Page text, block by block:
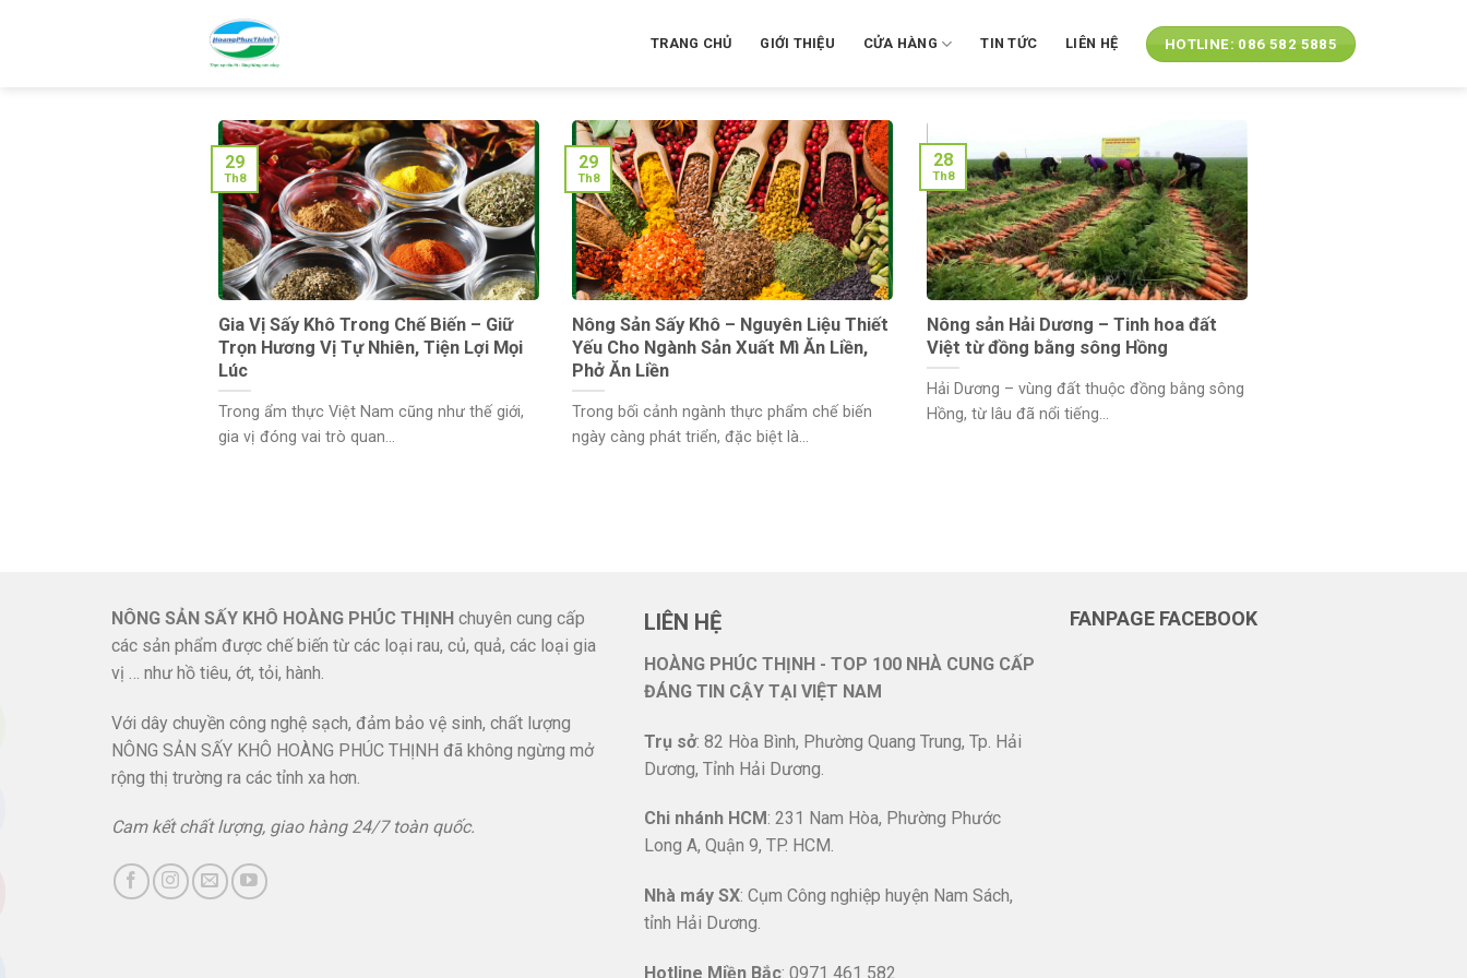
TRANG CHỦ GIỚI THIỆU CỬA HÀNG TIN TỨC LIÊN HỆ HOTLINE: 086 582 5885
Gia Vị Sấy Khô Trong Chế Biến – Giữ
Trọn Hương Vị Tự Nhiên, Tiện Lợi Mọi
Lúc
Trong ẩm thực Việt Nam cũng như thế giới,
gia vị đóng vai trò quan...
29
Th8
Nông Sản Sấy Khô – Nguyên Liệu Thiết
Yếu Cho Ngành Sản Xuất Mì Ăn Liền,
Phở Ăn Liền
Trong bối cảnh ngành thực phẩm chế biến
ngày càng phát triển, đặc biệt là...
29
Th8
Nông sản Hải Dương – Tinh hoa đất
Việt từ đồng bằng sông Hồng
Hải Dương – vùng đất thuộc đồng bằng sông
Hồng, từ lâu đã nổi tiếng...
28
Th8
NÔNG SẢN SẤY KHÔ HOÀNG PHÚC THỊNH chuyên cung cấp
các sản phẩm được chế biến từ các loại rau, củ, quả, các loại gia
vị … như hồ tiêu, ớt, tỏi, hành.
Với dây chuyền công nghệ sạch, đảm bảo vệ sinh, chất lượng
NÔNG SẢN SẤY KHÔ HOÀNG PHÚC THỊNH đã không ngừng mở
rộng thị trường ra các tỉnh xa hơn.
Cam kết chất lượng, giao hàng 24/7 toàn quốc.
LIÊN HỆ
HOÀNG PHÚC THỊNH - TOP 100 NHÀ CUNG CẤP
ĐÁNG TIN CẬY TẠI VIỆT NAM
Trụ sở: 82 Hòa Bình, Phường Quang Trung, Tp. Hải
Dương, Tỉnh Hải Dương.
Chi nhánh HCM: 231 Nam Hòa, Phường Phước
Long A, Quận 9, TP. HCM.
Nhà máy SX: Cụm Công nghiệp huyện Nam Sách,
tỉnh Hải Dương.
Hotline Miền Bắc: 0971 461 582
FANPAGE FACEBOOK